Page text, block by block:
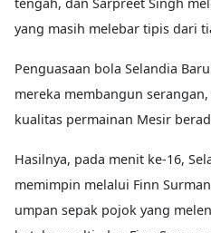
tengah, dan Sarpreet Singh
yang masih melebar tipis dari
Penguasaan bola Selandia
mereka membangun
kualitas permainan Mesir
Hasilnya, pada menit ke-16,
memimpin melalui Finn
umpan sepak pojok yang